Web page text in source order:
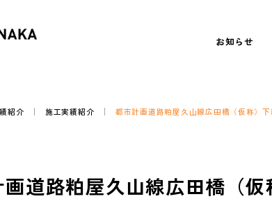
お知らせ
紹介 施工実績紹介 都市計画道路粕屋久山線広田橋（仮称）下
道路粕屋久山線広田橋（仮